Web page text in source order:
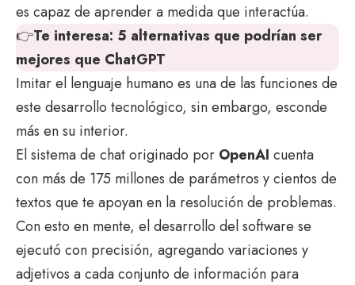
es capaz de aprender a medida que interactúa.
👉Te interesa: 5 alternativas que podrían ser
mejores que ChatGPT
Imitar el lenguaje humano es una de las funciones de
este desarrollo tecnológico, sin embargo, esconde
más en su interior.
El sistema de chat originado por OpenAI cuenta
con más de 175 millones de parámetros y cientos de
textos que te apoyan en la resolución de problemas.
Con esto en mente, el desarrollo del software se
ejecutó con precisión, agregando variaciones y
adjetivos a cada conjunto de información para